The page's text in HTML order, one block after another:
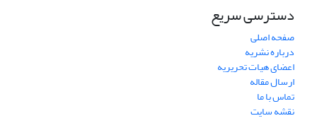
دسترسی سریع
صفحه اصلی
درباره نشریه
اعضای هیات تحریریه
ارسال مقاله
تماس با ما
نقشه سایت